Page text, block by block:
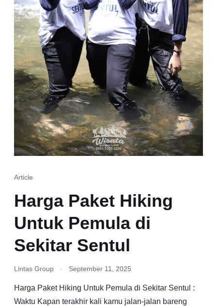
Article
Harga Paket Hiking
Untuk Pemula di
Sekitar Sentul
Lintas Group September 11, 2025
Harga Paket Hiking Untuk Pemula di Sekitar Sentul :
Waktu Kapan terakhir kali kamu jalan-jalan bareng